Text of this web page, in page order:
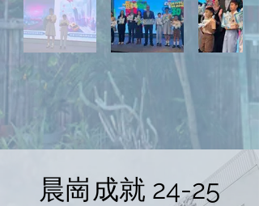
​晨崗成就 24-25